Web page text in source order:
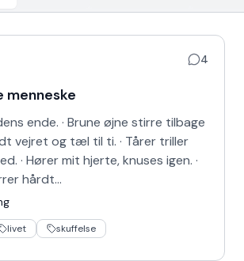
4
menneske
ende. · Brune øjne stirre tilbage
vejret og tæl til ti. · Tårer triller
· Hører mit hjerte, knuses igen. ·
hårdt…
livet skuffelse